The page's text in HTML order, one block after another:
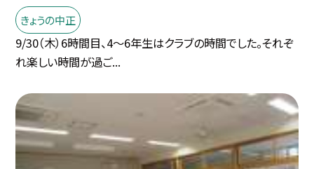
きょうの中正
9/30（木）6時間目、4〜6年生はクラブの時間でした。それぞ
れ楽しい時間が過ご...